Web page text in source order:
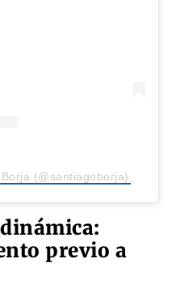
(@santiagoborja)
previo a